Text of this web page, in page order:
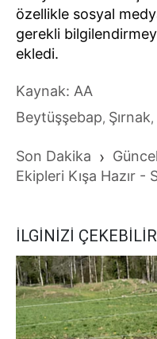
özellikle sosyal
gerekli
ekledi.
Kaynak: AA
Beytüşşebap, Şırnak,
Son Dakika › Güncel
Ekipleri Kışa Hazır -